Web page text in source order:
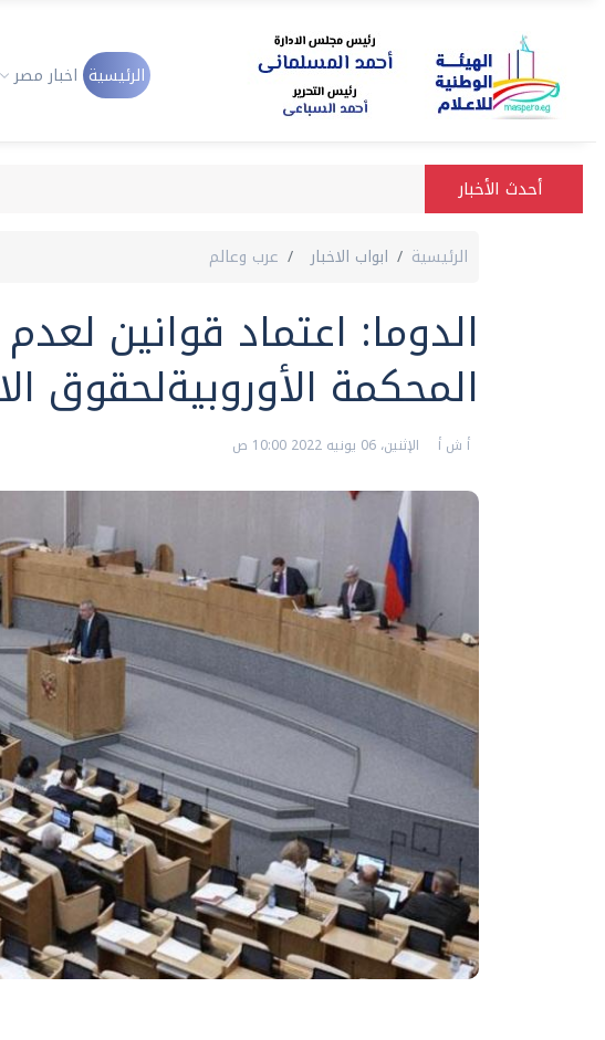
الرئيسية اخبار مصر
أحدث الأخبار
الرئيسية ابواب الاخبار عرب وعالم
الدوما: اعتماد قوانين
المحكمة الأوروبيةلحقوق
أ ش أ الإثنين، 06 يونيه 2022 10:00 ص